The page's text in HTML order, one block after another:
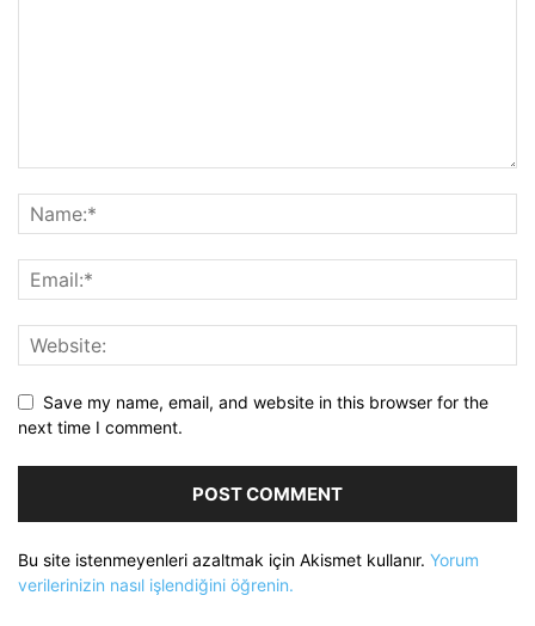
Save my name, email, and website in this browser for the
next time I comment.
Bu site istenmeyenleri azaltmak için Akismet kullanır. Yorum
verilerinizin nasıl işlendiğini öğrenin.